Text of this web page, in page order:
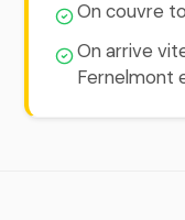
On couvre
On arrive
Fernelmont